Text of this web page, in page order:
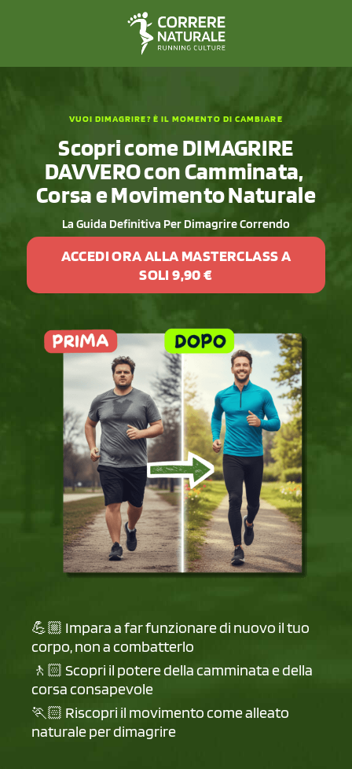
VUOI DIMAGRIRE? È IL MOMENTO DI CAMBIARE
Scopri come DIMAGRIRE
DAVVERO con Camminata,
Corsa e Movimento Naturale
La Guida Definitiva Per Dimagrire Correndo
ACCEDI ORA ALLA MASTERCLASS A
SOLI 9,90 €
💪🏼 Impara a far funzionare di nuovo il tuo
corpo, non a combatterlo
🚶🏻 Scopri il potere della camminata e della
corsa consapevole
🏃🏻 Riscopri il movimento come alleato
naturale per dimagrire